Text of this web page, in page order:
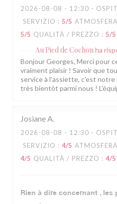
2026-08-08 - 12:30 -
SERVIZIO : 5/5 ATMOSFERA
5/5 QUALITÀ / PREZZO : 5/5
Au Pied de Cochonha
Bonjour Georges, Merci pour
vraiment plaisir ! Savoir que
service à l'assiette, c'est notre
très bientôt parmi nous !
JosianeA
2026-08-08 - 12:30 -
SERVIZIO : 4/5 ATMOSFERA
4/5 QUALITÀ / PREZZO : 4/5
Rien à dire concernant , les